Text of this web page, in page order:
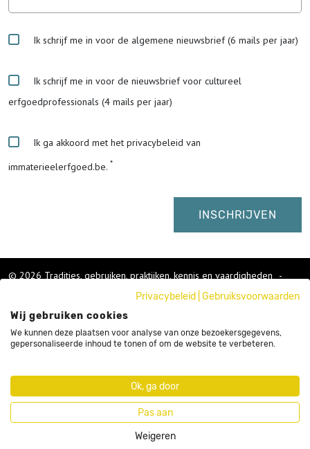
Ik schrijf me in voor de algemene nieuwsbrief (6 mails per jaar)
Ik schrijf me in voor de nieuwsbrief voor cultureel
erfgoedprofessionals (4 mails per jaar)
Ik ga akkoord met het privacybeleid van
immaterieelerfgoed.be.
© 2026 Tradities, gebruiken, praktijken, kennis en vaardigheden
-
Gebruikersvoorwaarden
Privacybeleid
Cookies
Sitemap
Webdesign by Code d'Or
Privacybeleid
Gebruiksvoorwaarden
Wij gebruiken cookies
We kunnen deze plaatsen voor analyse van onze bezoekersgegevens,
gepersonaliseerde inhoud te tonen of om de website te verbeteren.
Ok, ga door
Pas aan
Weigeren